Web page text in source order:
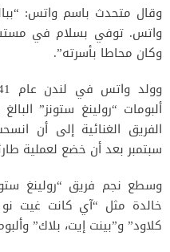
وقال متحدث باسم واتس:
واتس. توفي بسلام في
وكان محاطا بأسرته”.
الفريق الغنائية إلى أن
سبتمبر بعد أن خضع لعملية
وسطع نجم فريق “رولينغ
خالدة مثل “آي كانت غيت
كلاود” و”بينت إيت، بلاك”